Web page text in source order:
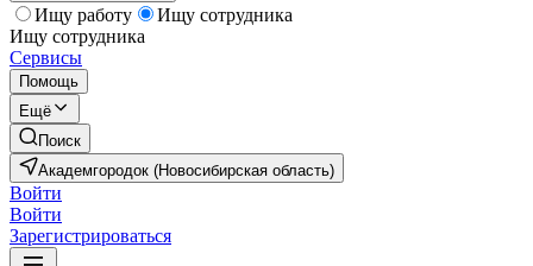
Ищу работу
Ищу сотрудника
Ищу сотрудника
Сервисы
Помощь
Ещё
Поиск
Академгородок (Новосибирская область)
Войти
Войти
Зарегистрироваться